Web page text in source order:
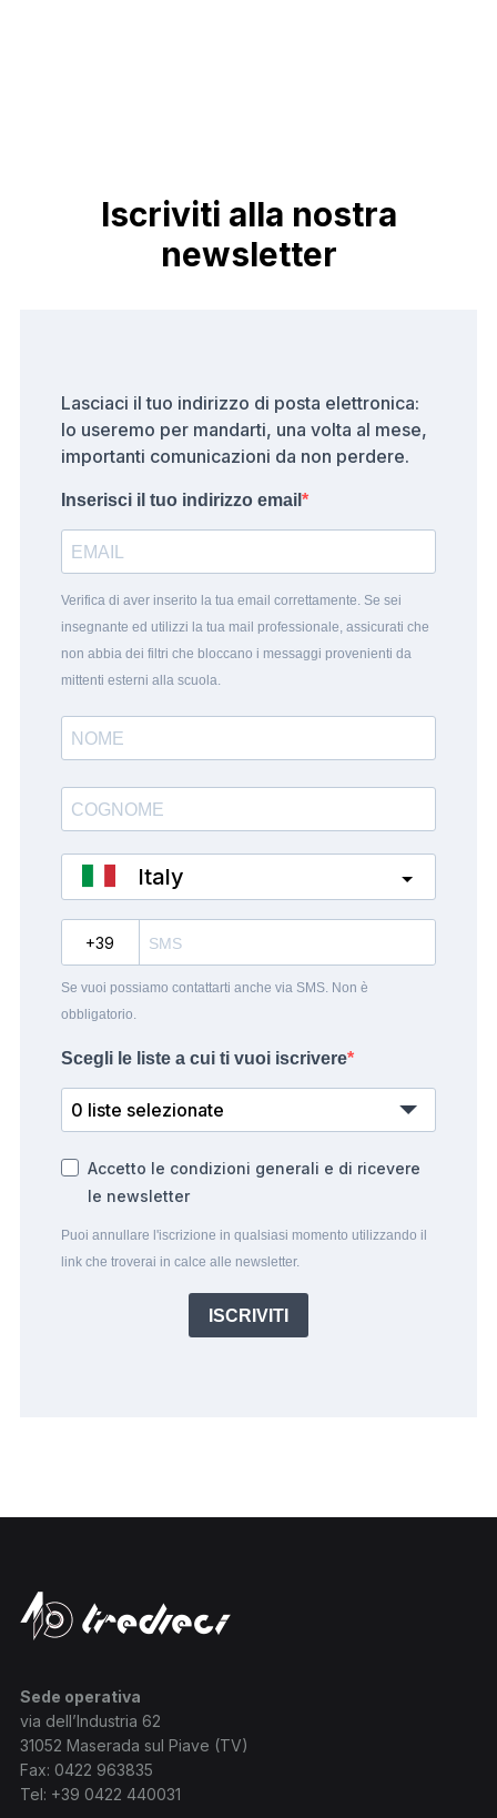
Iscriviti alla nostra
newsletter
Lasciaci il tuo indirizzo di posta elettronica:
lo useremo per mandarti, una volta al mese,
importanti comunicazioni da non perdere.
Inserisci il tuo indirizzo email
Verifica di aver inserito la tua email correttamente. Se sei
insegnante ed utilizzi la tua mail professionale, assicurati che
non abbia dei filtri che bloccano i messaggi provenienti da
mittenti esterni alla scuola.
Italy
Se vuoi possiamo contattarti anche via SMS. Non è
obbligatorio.
Scegli le liste a cui ti vuoi iscrivere
0 liste selezionate
Accetto le condizioni generali e di ricevere
le newsletter
Puoi annullare l'iscrizione in qualsiasi momento utilizzando il
link che troverai in calce alle newsletter.
ISCRIVITI
Sede operativa
via dell’Industria 62
31052 Maserada sul Piave (TV)
Fax: 0422 963835
Tel: +39 0422 440031